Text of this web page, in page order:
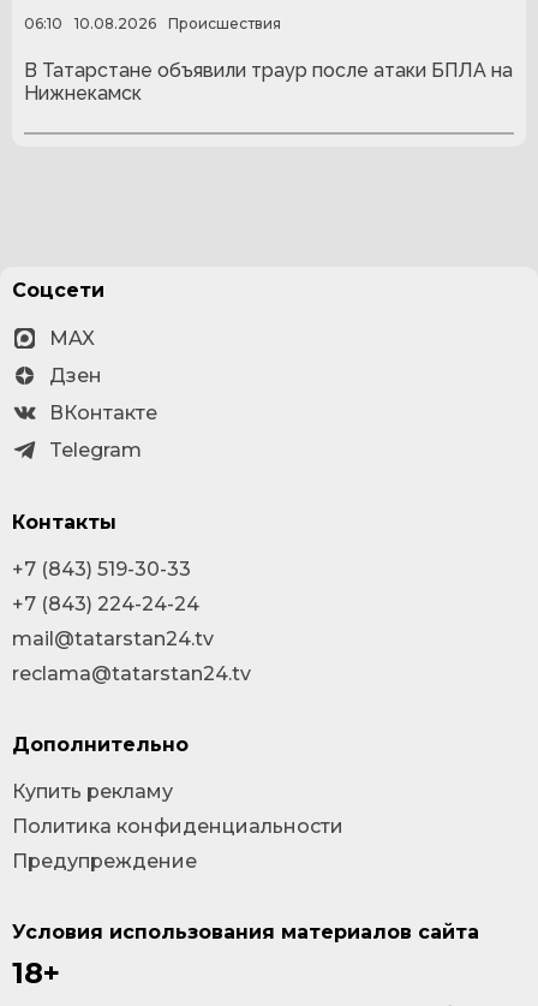
06:10 10.08.2026 Происшествия
В Татарстане объявили траур после атаки БПЛА на
Нижнекамск
Условия использования материалов сайта
18+
Соцсети
MAX
Дзен
ВКонтакте
Telegram
Контакты
+7 (843) 519-30-33
+7 (843) 224-24-24
mail@tatarstan24.tv
reclama@tatarstan24.tv
Дополнительно
Купить рекламу
Политика конфиденциальности
Предупреждение